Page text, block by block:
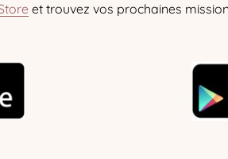
et trouvez vos prochaines